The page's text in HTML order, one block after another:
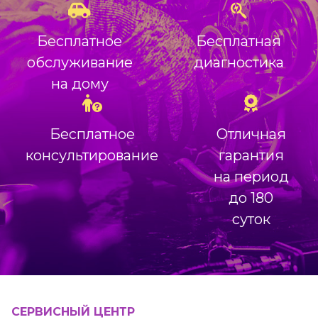
Бесплатное
обслуживание
на дому
Бесплатная
диагностика
Бесплатное
консультирование
Отличная
гарантия
на период
до 180
суток
СЕРВИСНЫЙ ЦЕНТР